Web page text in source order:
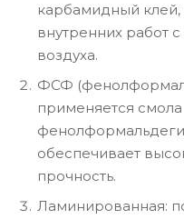
карбамидный
внутренних работ
воздуха.
ФСФ
применяется
обеспечивает
прочность.
Ламинированная: